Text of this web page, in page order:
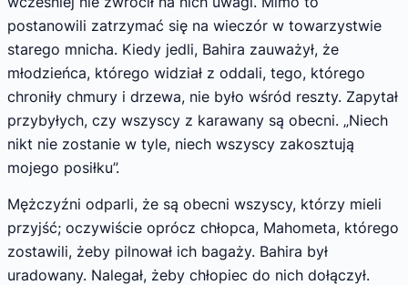
postanowili zatrzymać się na wieczór w towarzystwie
starego mnicha. Kiedy jedli, Bahira zauważył, że
młodzieńca, którego widział z oddali, tego, którego
chroniły chmury i drzewa, nie było wśród reszty. Zapytał
przybyłych, czy wszyscy z karawany są obecni. „Niech
nikt nie zostanie w tyle, niech wszyscy zakosztują
mojego posiłku”.
Mężczyźni odparli, że są obecni wszyscy, którzy mieli
przyjść; oczywiście oprócz chłopca, Mahometa, którego
zostawili, żeby pilnował ich bagaży. Bahira był
uradowany. Nalegał, żeby chłopiec do nich dołączył.